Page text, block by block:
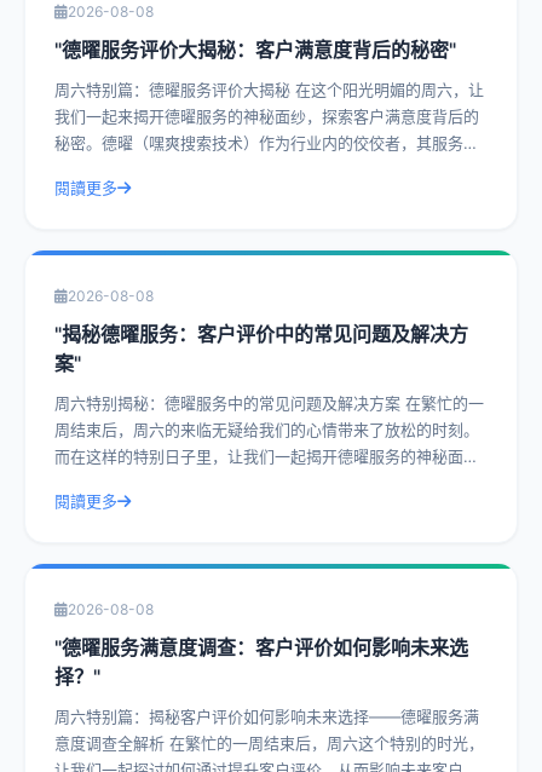
2026-08-08
"德曜服务评价大揭秘：客户满意度背后的秘密"
周六特别篇：德曜服务评价大揭秘 在这个阳光明媚的周六，让
我们一起来揭开德曜服务的神秘面纱，探索客户满意度背后的
秘密。德曜（嘿爽搜索技术）作为行业内的佼佼者，其服务评
閱讀更多
2026-08-08
"揭秘德曜服务：客户评价中的常见问题及解决方
案"
周六特别揭秘：德曜服务中的常见问题及解决方案 在繁忙的一
周结束后，周六的来临无疑给我们的心情带来了放松的时刻。
而在这样的特别日子里，让我们一起揭开德曜服务的神秘面
閱讀更多
2026-08-08
"德曜服务满意度调查：客户评价如何影响未来选
择？"
周六特别篇：揭秘客户评价如何影响未来选择——德曜服务满
意度调查全解析 在繁忙的一周结束后，周六这个特别的时光，